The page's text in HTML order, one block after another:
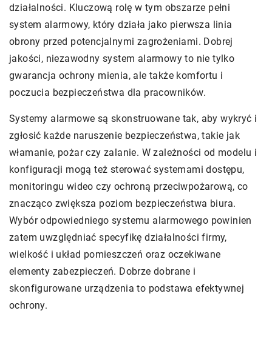
działalności. Kluczową rolę w tym obszarze pełni
system alarmowy, który działa jako pierwsza linia
obrony przed potencjalnymi zagrożeniami. Dobrej
jakości, niezawodny system alarmowy to nie tylko
gwarancja ochrony mienia, ale także komfortu i
poczucia bezpieczeństwa dla pracowników.
Systemy alarmowe są skonstruowane tak, aby wykryć i
zgłosić każde naruszenie bezpieczeństwa, takie jak
włamanie, pożar czy zalanie. W zależności od modelu i
konfiguracji mogą też sterować systemami dostępu,
monitoringu wideo czy ochroną przeciwpożarową, co
znacząco zwiększa poziom bezpieczeństwa biura.
Wybór odpowiedniego systemu alarmowego powinien
zatem uwzględniać specyfikę działalności firmy,
wielkość i układ pomieszczeń oraz oczekiwane
elementy zabezpieczeń. Dobrze dobrane i
skonfigurowane urządzenia to podstawa efektywnej
ochrony.